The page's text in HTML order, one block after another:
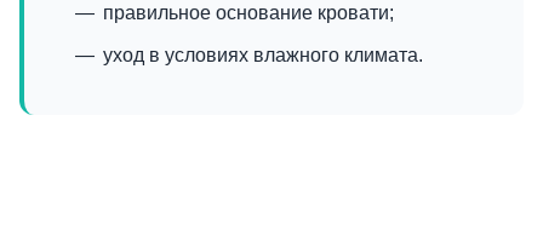
правильное основание кровати;
уход в условиях влажного климата.